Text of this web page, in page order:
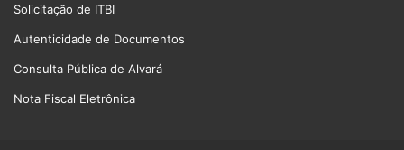
Solicitação de ITBI
Autenticidade de Documentos
Consulta Pública de Alvará
Nota Fiscal Eletrônica